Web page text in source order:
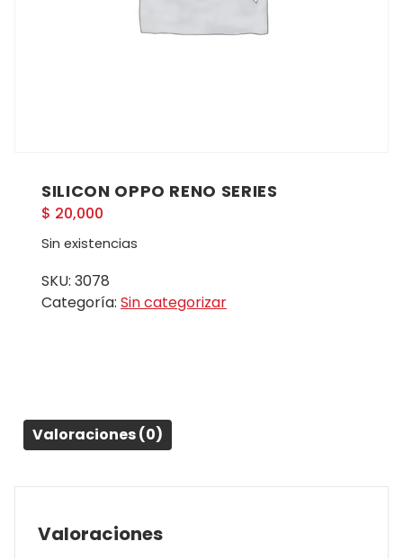
SILICON OPPO RENO SERIES
$ 20,000
Sin existencias
SKU: 3078
Categoría: Sin categorizar
Valoraciones (0)
Valoraciones